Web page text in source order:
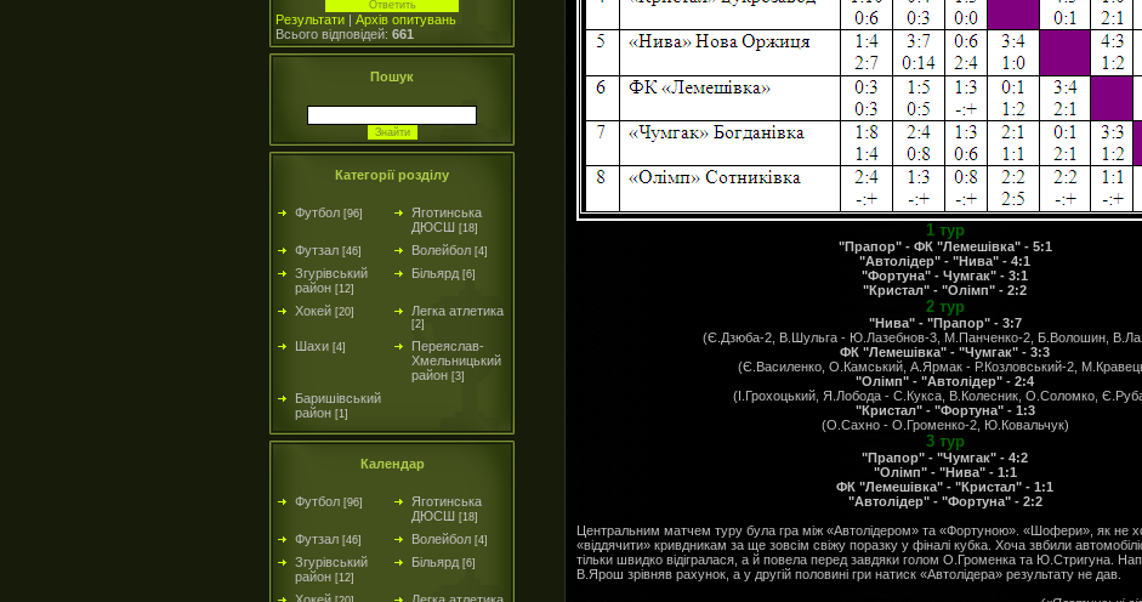
Результати | Архів опитувань
Всього відповідей: 661
Пошук
Категорії розділу
Футбол [96]
Яготинська
ДЮСШ [18]
Футзал [46] Волейбол [4]
Згурівський
район [12]
Більярд [6]
Хокей [20] Легка атлетика
[2]
Шахи [4]
Переяслав-
Хмельницький
район [3]
Баришівський
район [1]
Календар
Футбол [96]
Яготинська
ДЮСШ [18]
Футзал [46] Волейбол [4]
Згурівський
район [12]
Більярд [6]
1 тур
"Прапор" - ФК "Лемешівка" - 5:1
"Автолідер" - "Нива" - 4:1
"Фортуна" - Чумгак" - 3:1
"Кристал" - "Олімп" - 2:2
2 тур
"Нива" - "Прапор" - 3:7
(Є.Дзюба-2, В.Шульга - Ю.Лазебнов-3, М.Панченко-2, Б.Волошин,
ФК "Лемешівка" - "Чумгак" - 3:3
(Є.Василенко, О.Камський, А.Ярмак - Р.Козловський-2,
"Олімп" - "Автолідер" - 2:4
(І.Грохоцький, Я.Лобода - С.Кукса, В.Колесник, О.Соломко,
"Кристал" - "Фортуна" - 1:3
(О.Сахно - О.Громенко-2, Ю.Ковальчук)
3 тур
"Прапор" - "Чумгак" - 4:2
"Олімп" - "Нива" - 1:1
ФК "Лемешівка" - "Кристал" - 1:1
"Автолідер" - "Фортуна" - 2:2
Центральним матчем туру була гра між «Автолідером» та «Фортуною». «Шофери», як не
«віддячити» кривдникам за ще зовсім свіжу поразку у фіналі кубка. Хоча звбили
тільки швидко відігралася, а й повела перед завдяки голом О.Громенка та Ю.Стригуна.
В.Ярош зрівняв рахунок, а у другій половині гри натиск «Автолідера» результату не дав.